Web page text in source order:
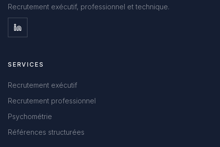
Recrutement exécutif, professionnel et technique.
SERVICES
Recrutement exécutif
Recrutement professionnel
Psychométrie
Références structurées